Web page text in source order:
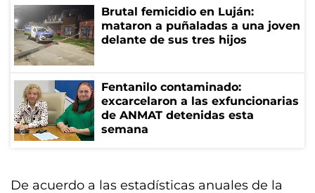
Brutal femicidio en Luján:
mataron a puñaladas a una joven
delante de sus tres hijos
Fentanilo contaminado:
excarcelaron a las exfuncionarias
de ANMAT detenidas esta
semana
De acuerdo a las estadísticas anuales de la